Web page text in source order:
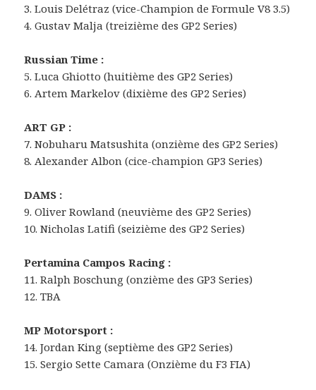
3. Louis Delétraz (vice-Champion de Formule V8 3.5)
4. Gustav Malja (treizième des GP2 Series)
Russian Time :
5. Luca Ghiotto (huitième des GP2 Series)
6. Artem Markelov (dixième des GP2 Series)
ART GP :
7. Nobuharu Matsushita (onzième des GP2 Series)
8. Alexander Albon (cice-champion GP3 Series)
DAMS :
9. Oliver Rowland (neuvième des GP2 Series)
10. Nicholas Latifi (seizième des GP2 Series)
Pertamina Campos Racing :
11. Ralph Boschung (onzième des GP3 Series)
12. TBA
MP Motorsport :
14. Jordan King (septième des GP2 Series)
15. Sergio Sette Camara (Onzième du F3 FIA)